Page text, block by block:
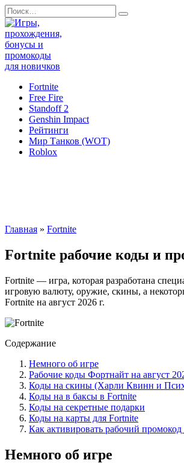
Перейти
к
содержанию
Search
for:
Fortnite
Free Fire
Standoff 2
Genshin Impact
Рейтинги
Мир Танков (WOT)
Roblox
Главная » Fortnite
Fortnite рабочие коды и
Fortnite — игра, которая разработана
игровую валюту, оружие, скины, а
Fortnite на август 2026 г.
Содержание
Немного об игре
Рабочие коды Фортнайт на август
Коды на скины (Харли Квинн и
Коды на в баксы в Fortnite
Коды на секретные подарки
Коды на карты для Fortnite
Как активировать рабочий промокод
Немного об игре